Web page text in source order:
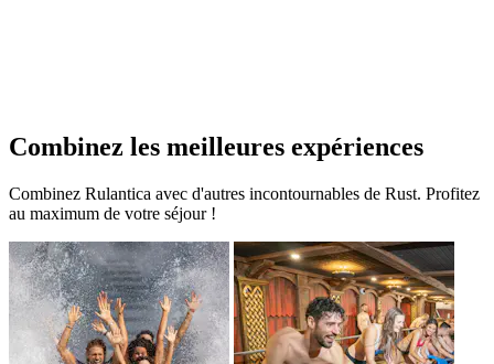
Combinez les meilleures expériences
Combinez Rulantica avec d'autres incontournables de Rust. Profitez
au maximum de votre séjour !